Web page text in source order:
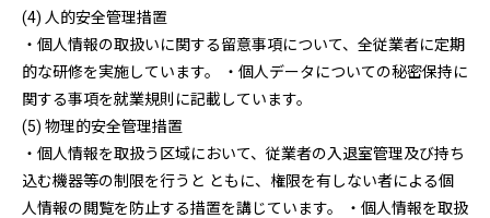
(4) 人的安全管理措置
・個人情報の取扱いに関する留意事項について、全従業者に定期
的な研修を実施しています。 ・個人データについての秘密保持に
関する事項を就業規則に記載しています。
(5) 物理的安全管理措置
・個人情報を取扱う区域において、従業者の入退室管理及び持ち
込む機器等の制限を行うと ともに、権限を有しない者による個
人情報の閲覧を防止する措置を講じています。 ・個人情報を取扱